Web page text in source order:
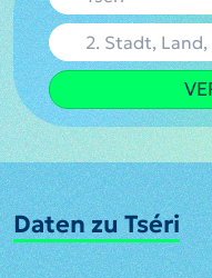
Daten zu Tséri